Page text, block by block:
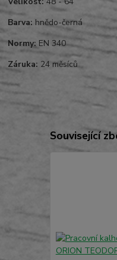
Barva: hnědo-černá
Normy: EN 340
Záruka: 24 měsíců
Související